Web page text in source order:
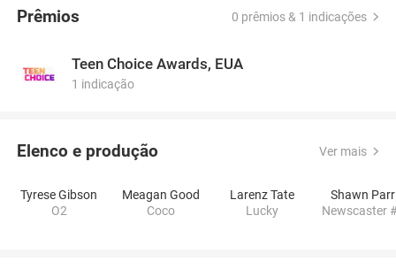
Prêmios 0 prêmios & 1 indicações
Teen Choice Awards, EUA
1 indicação
Elenco e produção Ver mais
Tyrese Gibson
O2
Meagan Good
Coco
Larenz Tate
Lucky
Shawn Parr
Newscaster